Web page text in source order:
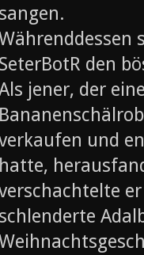
sangen.
SeterBotR den
jener, der
und
hatte,
schlenderte